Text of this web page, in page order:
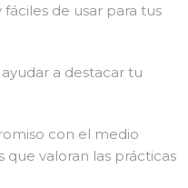
de usar para tus
a destacar tu
con el medio
valoran las prácticas